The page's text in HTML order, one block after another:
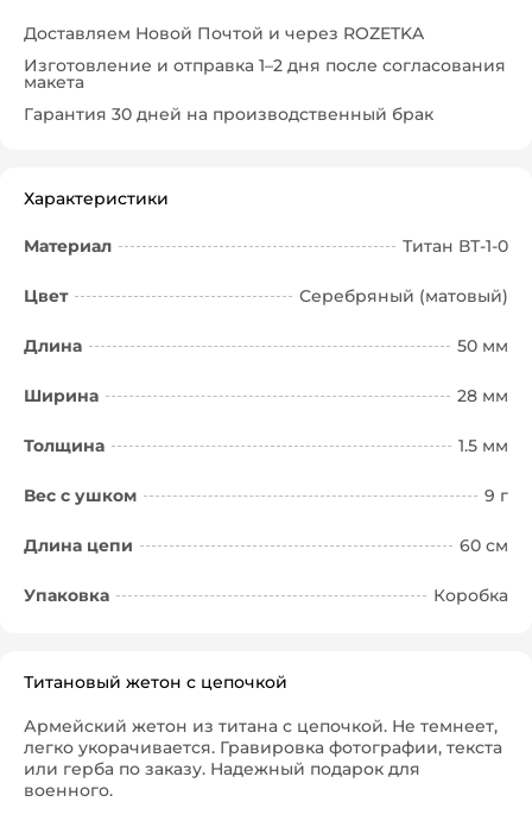
Доставляем Новой Почтой и через ROZETKA
Изготовление и отправка 1–2 дня после согласования
макета
Гарантия 30 дней на производственный брак
Характеристики
Материал Титан ВТ-1-0
Цвет Серебряный (матовый)
Длина 50 мм
Ширина 28 мм
Толщина 1.5 мм
Вес с ушком 9 г
Длина цепи 60 см
Упаковка Коробка
Титановый жетон с цепочкой
Армейский жетон из титана с цепочкой. Не темнеет,
легко укорачивается. Гравировка фотографии, текста
или герба по заказу. Надежный подарок для
военного.